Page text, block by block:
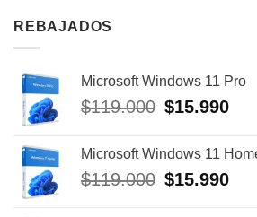
REBAJADOS
Microsoft Windows 11 Pro
$119.000 El
era:
$119.000.
$15.990El
es:
Microsoft Windows 11
$119.000 El
$15.990El